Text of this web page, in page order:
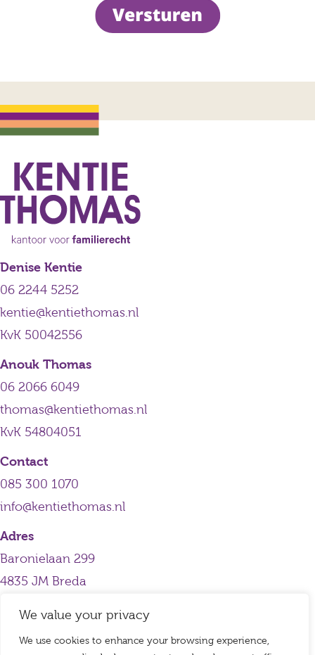
We value your privacy
We use cookies to enhance your browsing experience,
Denise Kentie
06 2244 5252
kentie@kentiethomas.nl
KvK 50042556
Anouk Thomas
06 2066 6049
thomas@kentiethomas.nl
KvK 54804051
Contact
085 300 1070
info@kentiethomas.nl
Adres
Baronielaan 299
4835 JM Breda